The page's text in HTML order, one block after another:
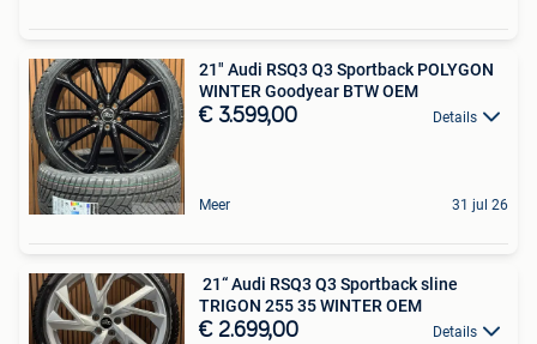
️21" Audi RSQ3 Q3 Sportback POLYGON
WINTER Goodyear BTW OEM
€ 3.599,00 Details
Meer 31 jul 26
️ 21“ Audi RSQ3 Q3 Sportback sline
TRIGON 255 35 WINTER OEM
€ 2.699,00 Details